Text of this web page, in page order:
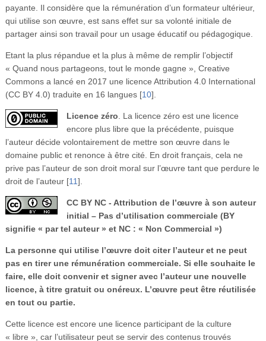
payante. Il considère que la rémunération d’un formateur ultérieur,
qui utilise son œuvre, est sans effet sur sa volonté initiale de
partager ainsi son travail pour un usage éducatif ou pédagogique.
Etant la plus répandue et la plus à même de remplir l’objectif
« Quand nous partageons, tout le monde gagne », Creative
Commons a lancé en 2017 une licence Attribution 4.0 International
(CC BY 4.0) traduite en 16 langues[10]
Licence zéro . La licence zéro est une licence
encore plus libre que la précédente, puisque
l’auteur décide volontairement de mettre son œuvre dans le
domaine public et renonce à être cité. En droit français, cela ne
prive pas l’auteur de son droit moral sur l’œuvre tant que perdure le
droit de l’auteur[11]
CC BY NC - Attribution de l’œuvre à son auteur
initial – Pas d’utilisation commerciale (BY
signifie « par tel auteur » et NC : « Non Commercial »)
La personne qui utilise l’œuvre doit citer l’auteur et ne peut
pas en tirer une rémunération commerciale. Si elle souhaite le
faire, elle doit convenir et signer avec l’auteur une nouvelle
licence, à titre gratuit ou onéreux. L’œuvre peut être réutilisée
en tout ou partie.
Cette licence est encore une licence participant de la culture
« libre », car l’utilisateur peut se servir des contenus trouvés